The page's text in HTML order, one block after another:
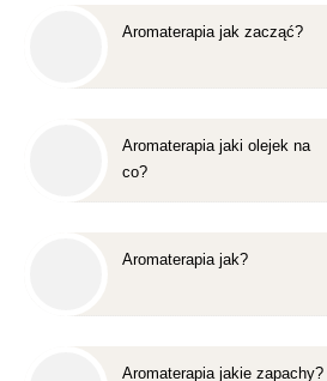
Aromaterapia jak zacząć?
Aromaterapia jaki olejek na
co?
Aromaterapia jak?
Aromaterapia jakie zapachy?